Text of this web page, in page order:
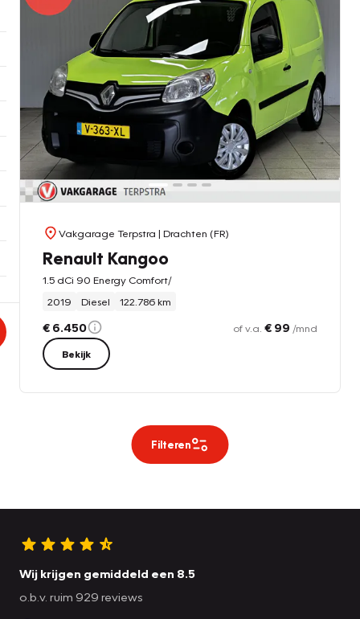
Vakgarage Terpstra | Drachten (FR)
Renault Kangoo
1.5 dCi 90 Energy Comfort/
2019
Diesel 122.786 km
€ 6.450 of v.a. € 99 /mnd
Bekijk
Filteren
Wij krijgen gemiddeld een 8.5
o.b.v. ruim 929 reviews